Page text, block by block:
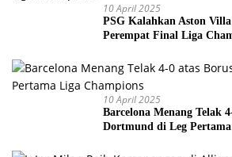
10 April 2025
PSG Kalahkan Aston
Perempat Final Liga
10 April 2025
Barcelona Menang Telak
Dortmund di Leg